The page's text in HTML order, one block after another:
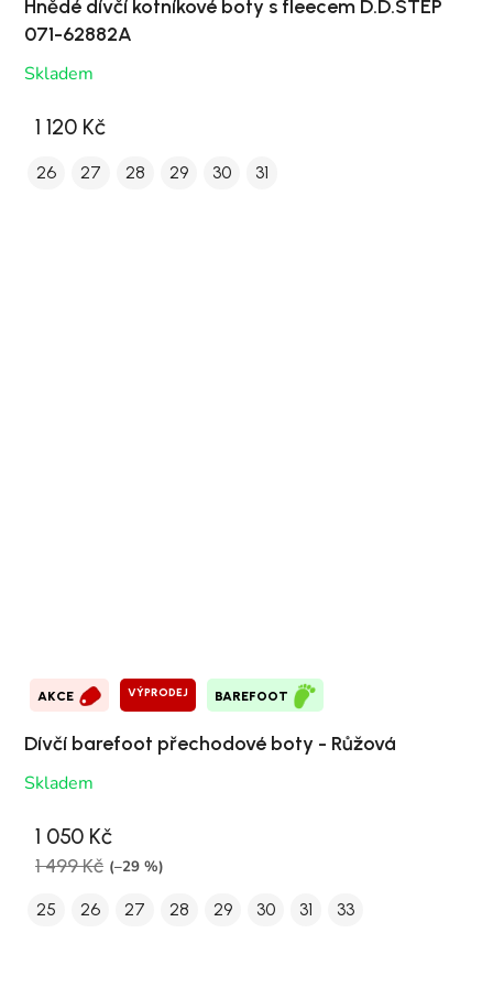
Hnědé dívčí kotníkové boty s fleecem D.D.STEP
071-62882A
Skladem
1 120 Kč
26 27 28 29 30 31
AKCE VÝPRODEJ BAREFOOT
Dívčí barefoot přechodové boty - Růžová
Skladem
1 050 Kč
1 499 Kč (–29 %)
25 26 27 28 29 30 31 33